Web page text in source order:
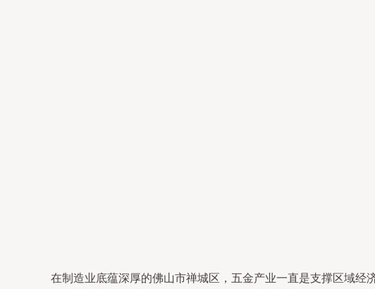
在制造业底蕴深厚的佛山市禅城区，五金产业一直是支撑区域